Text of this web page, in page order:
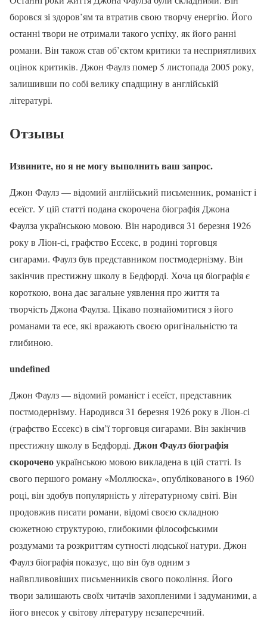
боровся зі здоров’ям та втратив свою творчу енергію. Його
останні твори не отримали такого успіху, як його ранні
романи. Він також став об’єктом критики та несприятливих
оцінок критиків. Джон Фаулз помер 5 листопада 2005 року,
залишивши по собі велику спадщину в англійській
літературі.
Отзывы
Извините, но я не могу выполнить ваш запрос.
Джон Фаулз — відомий англійський письменник, романіст і
есеїст. У цій статті подана скорочена біографія Джона
Фаулза українською мовою. Він народився 31 березня 1926
року в Ліон-сі, графство Ессекс, в родині торговця
сигарами. Фаулз був представником постмодернізму. Він
закінчив престижну школу в Бедфорді. Хоча ця біографія є
короткою, вона дає загальне уявлення про життя та
творчість Джона Фаулза. Цікаво познайомитися з його
романами та есе, які вражають своєю оригінальністю та
глибиною.
undefined
Джон Фаулз — відомий романіст і есеїст, представник
постмодернізму. Народився 31 березня 1926 року в Ліон-сі
(графство Ессекс) в сім’ї торговця сигарами. Він закінчив
престижну школу в Бедфорді. Джон Фаулз біографія
скороченоукраїнською мовою викладена в цій статті. Із
свого першого роману «Моллюска», опублікованого в 1960
році, він здобув популярність у літературному світі. Він
продовжив писати романи, відомі своєю складною
сюжетною структурою, глибокими філософськими
роздумами та розкриттям сутності людської натури. Джон
Фаулз біографія показує, що він був одним з
найвпливовіших письменників свого покоління. Його
твори залишають своїх читачів захопленими і задуманими, а
його внесок у світову літературу незаперечний.